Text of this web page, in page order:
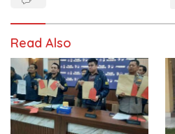
Read Also